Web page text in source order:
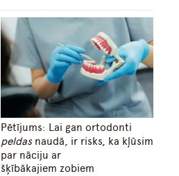
Pētījums: Lai gan ortodonti
peldasnaudā, ir risks, ka kļūsim
par nāciju ar
šķībākajiem zobiem